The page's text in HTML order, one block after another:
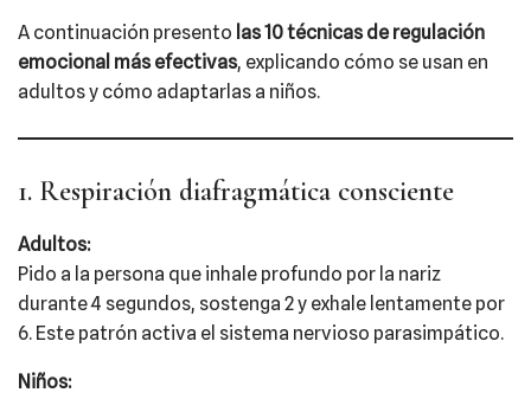
A continuación presento las 10 técnicas de regulación
emocional más efectivas, explicando cómo se usan en
adultos y cómo adaptarlas a niños.
1. Respiración diafragmática consciente
Adultos:
Pido a la persona que inhale profundo por la nariz
durante 4 segundos, sostenga 2 y exhale lentamente por
6. Este patrón activa el sistema nervioso parasimpático.
Niños: